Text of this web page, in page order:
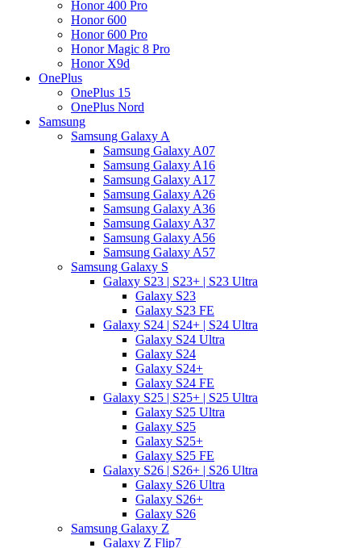
Honor 400 Pro
Honor 600
Honor 600 Pro
Honor Magic 8 Pro
Honor X9d
OnePlus
OnePlus 15
OnePlus Nord
Samsung
Samsung Galaxy A
Samsung Galaxy A07
Samsung Galaxy A16
Samsung Galaxy A17
Samsung Galaxy A26
Samsung Galaxy A36
Samsung Galaxy A37
Samsung Galaxy A56
Samsung Galaxy A57
Samsung Galaxy S
Galaxy S23 | S23+ | S23 Ultra
Galaxy S23
Galaxy S23 FE
Galaxy S24 | S24+ | S24 Ultra
Galaxy S24 Ultra
Galaxy S24
Galaxy S24+
Galaxy S24 FE
Galaxy S25 | S25+ | S25 Ultra
Galaxy S25 Ultra
Galaxy S25
Galaxy S25+
Galaxy S25 FE
Galaxy S26 | S26+ | S26 Ultra
Galaxy S26 Ultra
Galaxy S26+
Galaxy S26
Samsung Galaxy Z
Galaxy Z Flip7